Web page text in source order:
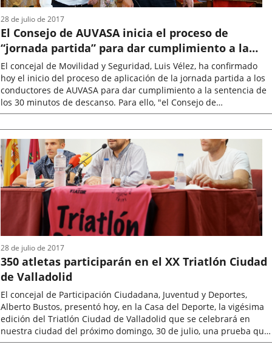
El Consejo de AUVASA inicia el proceso de
“jornada partida” para dar cumplimiento a la
sentencia de los 30 minutos de descanso
El concejal de Movilidad y Seguridad, Luis Vélez, ha confirmado
hoy el inicio del proceso de aplicación de la jornada partida a los
conductores de AUVASA para dar cumplimiento a la sentencia de
los 30 minutos de descanso. Para ello, "el Consejo de
Administración...
de
la
noticia
28 de julio de 2017
350 atletas participarán en el XX Triatlón Ciudad
de Valladolid
El concejal de Participación Ciudadana, Juventud y Deportes,
Alberto Bustos, presentó hoy, en la Casa del Deporte, la vigésima
edición del Triatlón Ciudad de Valladolid que se celebrará en
nuestra ciudad del próximo domingo, 30 de julio, una prueba que
arrancará...
28 de julio de 2017